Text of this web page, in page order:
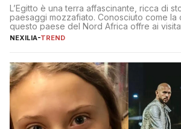
L’Egitto è una terra affascinante, ricca di
paesaggi mozzafiato. Conosciuto come la
questo paese del Nord Africa offre ai
culturale unico al mondo. Attraverso i
NEXILIA-TREND